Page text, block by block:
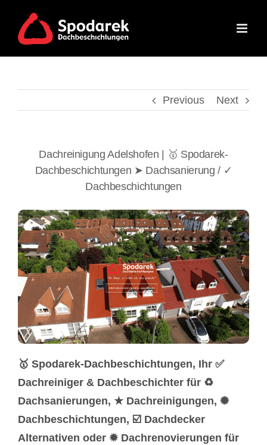
content
Previous Next
Dachreinigung Adelshofen | 🥇 Spodarek-
Dachbeschichtungen ➤ Dachsanierung / ✓
Dachbeschichtungen
🥇 Spodarek-Dachbeschichtungen, Ihr ✅
Dachreiniger & Dachbeschichter für ♻
Dachsanierungen, ★ Dachreinigungen, ✺
Dachbeschichtungen, ☑️ Dachdecker
Alternativen oder ✹ Dachrenovierungen für